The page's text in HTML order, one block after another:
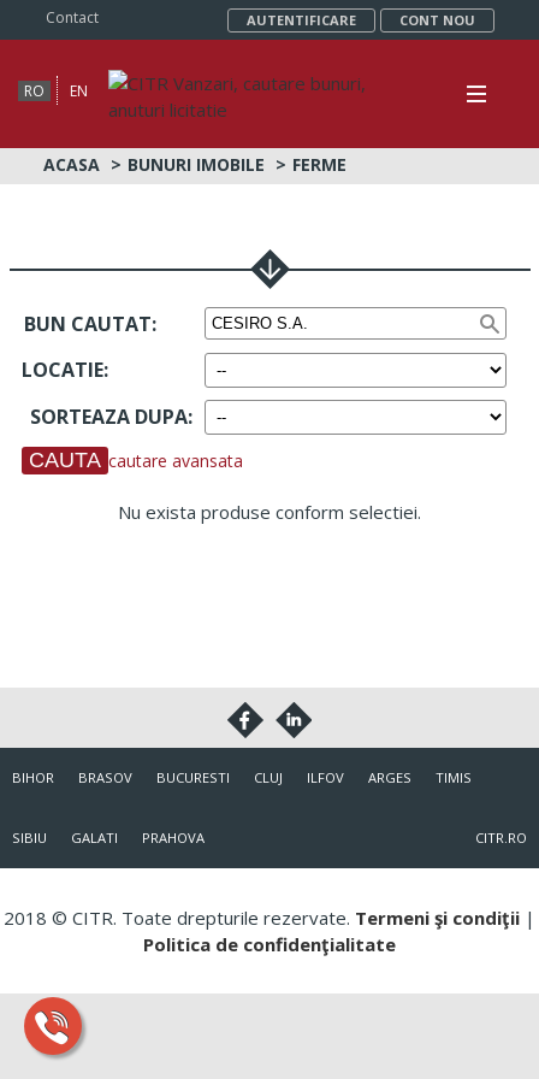
Contact AUTENTIFICARE CONT NOU
RO EN
ACASA BUNURI IMOBILE FERME
BUN CAUTAT:
LOCATIE:
SORTEAZA DUPA:
cautare avansata
Nu exista produse conform selectiei.
BIHOR BRASOV BUCURESTI CLUJ ILFOV ARGES TIMIS
SIBIU GALATI PRAHOVA CITR.RO
2018 © CITR. Toate drepturile rezervate. Termeni şi condiţii |
Politica de confidenţialitate